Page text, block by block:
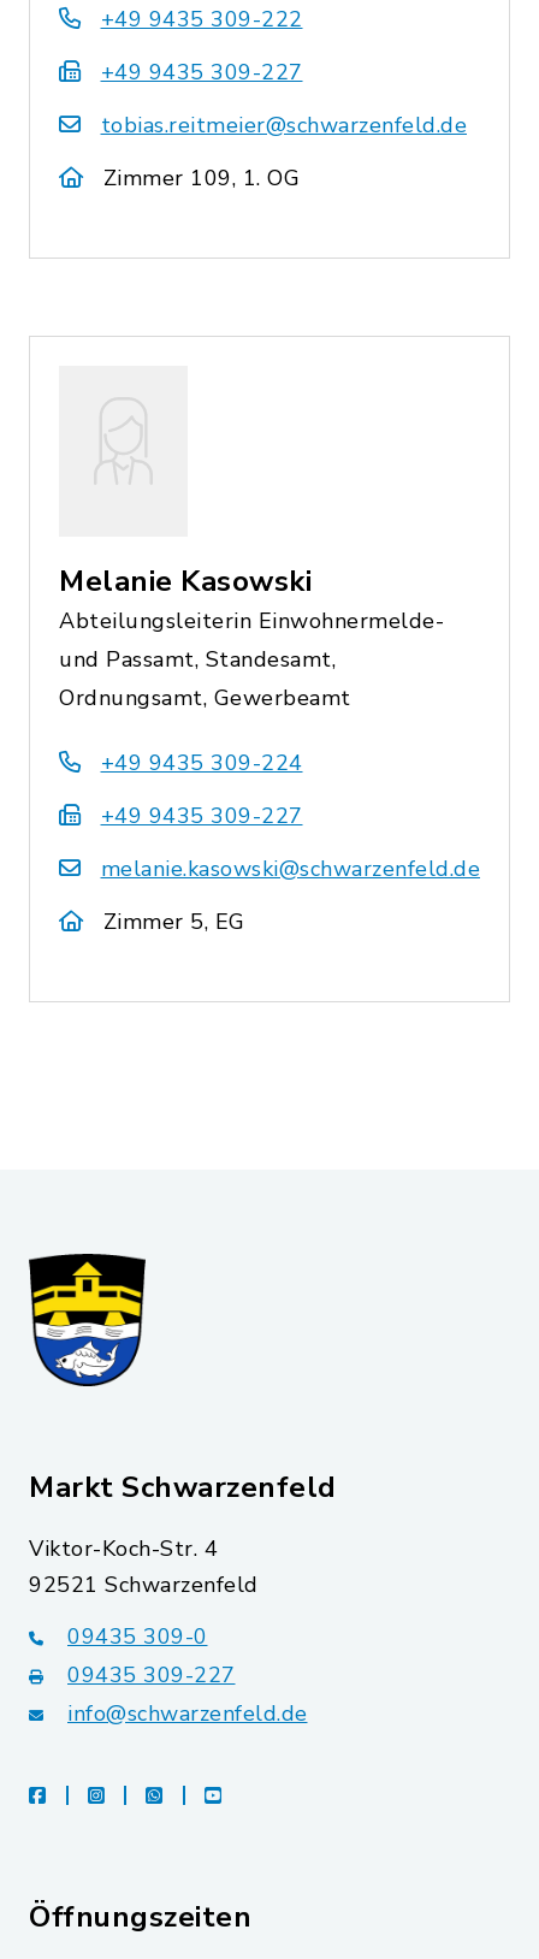
+49 9435 309-222
+49 9435 309-227
tobias.reitmeier@schwarzenfeld.de
Zimmer 109, 1. OG
Melanie Kasowski
Abteilungsleiterin Einwohnermelde-
und Passamt, Standesamt,
Ordnungsamt, Gewerbeamt
+49 9435 309-224
+49 9435 309-227
melanie.kasowski@schwarzenfeld.de
Zimmer 5, EG
Markt Schwarzenfeld
Viktor-Koch-Str. 4
92521 Schwarzenfeld
09435 309-0
09435 309-227
info@schwarzenfeld.de
facebookinstagramwhatsappyoutube
Öffnungszeiten